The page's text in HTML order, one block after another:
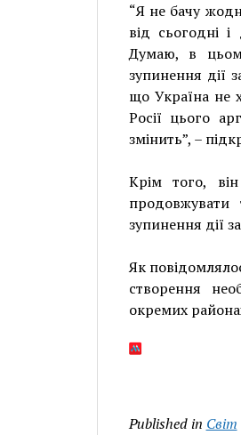
“Я не бачу
від сьогодні
Думаю, в
зупинення дії
що Україна не
Росії цього
змінить”, –
Крім того,
зупинення дії
Як
створення
окремих
Published in Світ